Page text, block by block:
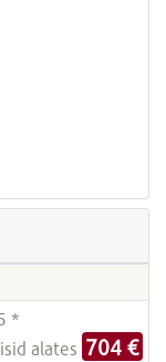
*
alates 704 €